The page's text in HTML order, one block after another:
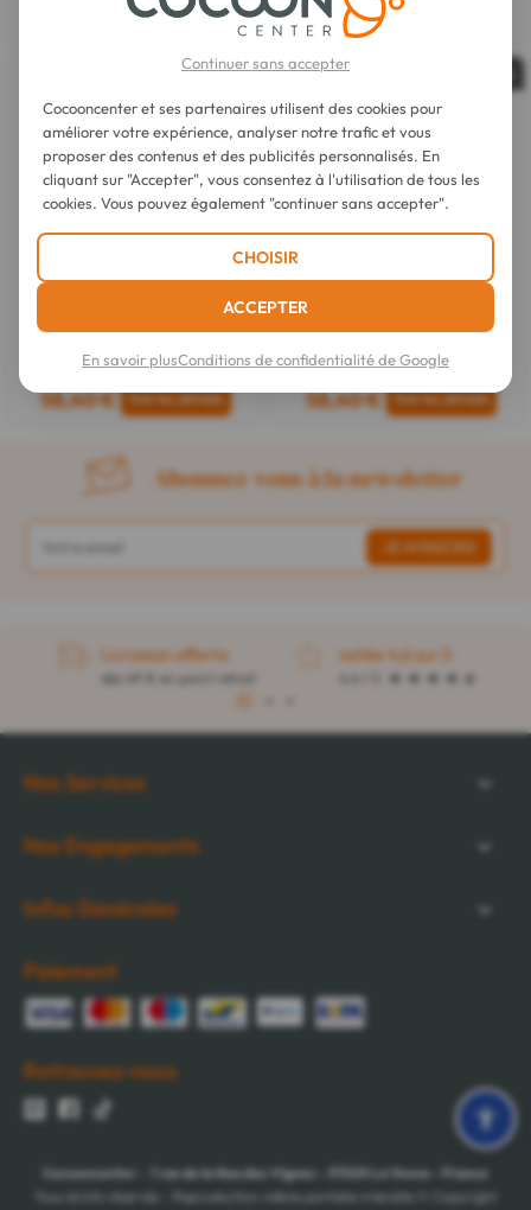
20,10 € 156,20 €
Épuisé
58,40 € 58,40 €
Abonnez-vous à la newsletter
Livraison offerte
dès 49 € en point retrait
notée 4,6 sur 5
1
Nos Services
Nos Engagements
Infos Générales
Paiement
Retrouvez-nous
Cocooncenter 1 rue de la Nau des Vignes La Veuve
France
Tous droits réservés - Reproduction même partielle interdite © Copyright
Continuer sans accepter
Cocooncenter et ses partenaires utilisent des cookies pour
améliorer votre expérience, analyser notre trafic et vous
proposer des contenus et des publicités personnalisés. En
cliquant sur "Accepter", vous consentez à l'utilisation de tous les
cookies. Vous pouvez également "continuer sans accepter".
CHOISIR
ACCEPTER
En savoir plusConditions de confidentialité de Google